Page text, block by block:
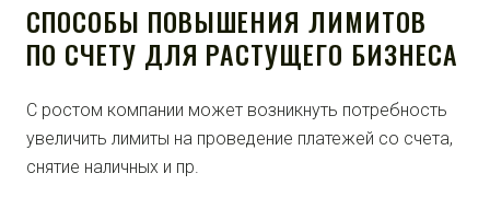
СПОСОБЫ ПОВЫШЕНИЯ ЛИМИТОВ
ПО СЧЕТУ ДЛЯ РАСТУЩЕГО БИЗНЕСА
С ростом компании может возникнуть потребность
увеличить лимиты на проведение платежей со счета,
снятие наличных и пр.